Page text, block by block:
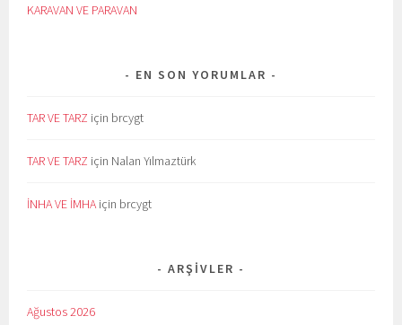
KARAVAN VE PARAVAN
EN SON YORUMLAR
TAR VE TARZ için brcygt
TAR VE TARZ için Nalan Yılmaztürk
İNHA VE İMHA için brcygt
ARŞIVLER
Ağustos 2026